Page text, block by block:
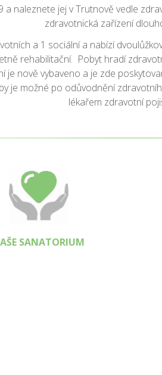
a naleznete jej v Trutnově vedle
zdravotnická zařízení
a 1 sociální a nabízí
rehabilitační. Pobyt hradí
je nově vybaveno a je zde
je možné po odůvodnění
lékařem zdravotní
SANATORIUM